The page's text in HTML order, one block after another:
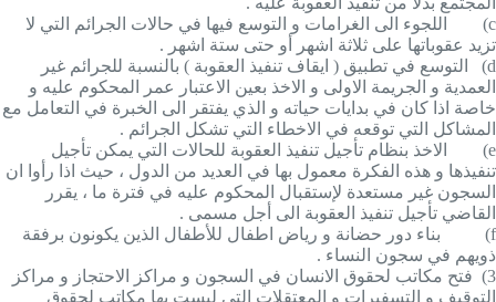
c)
اللجوء الى الغرامات و التوسع فيها في حالات الجرائم التي لا
تزيد عقوباتها على ثلاثة اشهر أو حتى ستة اشهر .
d)
التوسع في تطبيق ( ايقاف تنفيذ العقوبة ) بالنسبة للجرائم غير
العمدية و الجريمة الاولى و الاخذ بعين الاعتبار عمر المحكوم عليه و
خاصة اذا كان في بدايات حياته و الذي يفتقر الى الخبرة في التعامل مع
المشاكل التي توقعه في الاخطاء التي تشكل الجرائم .
e)
الاخذ بنظام تأجيل تنفيذ العقوبة للحالات التي يمكن تأجيل
تنفيذها و هذه الفكرة معمول بها في العديد من الدول ، حيث اذا رأوا ان
السجون غير مستعدة لإستقبال المحكوم عليه في فترة ما ، يقرر
القاضي تأجيل تنفيذ العقوبة الى أجل مسمى .
f)
بناء دور حضانة و رياض اطفال للأطفال الذين يكونون برفقة
ذويهم في سجون النساء .
3)
فتح مكاتب لحقوق الانسان في السجون و مراكز الاحتجاز و مراكز
التوقيف و التسفيرات و المعتقلات التي ليست بها مكاتب لحقوق